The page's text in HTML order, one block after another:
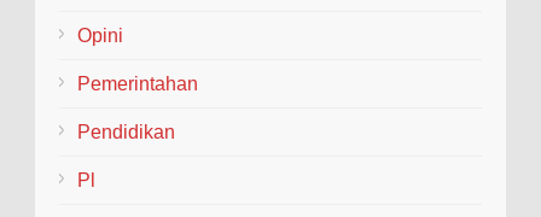
Opini
Pemerintahan
Pendidikan
Pl